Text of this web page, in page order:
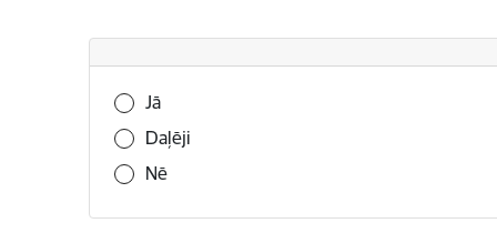
Vai šī informācija bija noderīga?
Jā
Daļēji
Nē